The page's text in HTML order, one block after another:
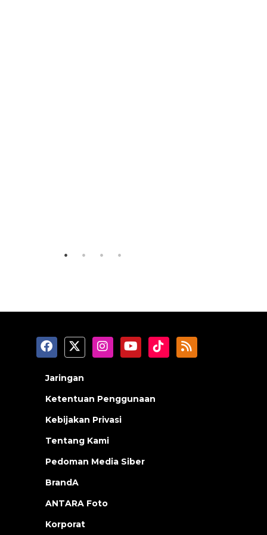
Jaringan
Ketentuan Penggunaan
Kebijakan Privasi
Tentang Kami
Pedoman Media Siber
BrandA
ANTARA Foto
Korporat